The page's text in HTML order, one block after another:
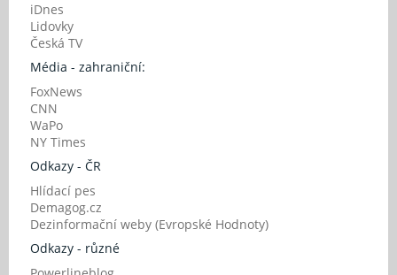
iDnes
Lidovky
Česká TV
Média - zahraniční:
FoxNews
CNN
WaPo
NY Times
Odkazy - ČR
Hlídací pes
Demagog.cz
Dezinformační weby (Evropské Hodnoty)
Odkazy - různé